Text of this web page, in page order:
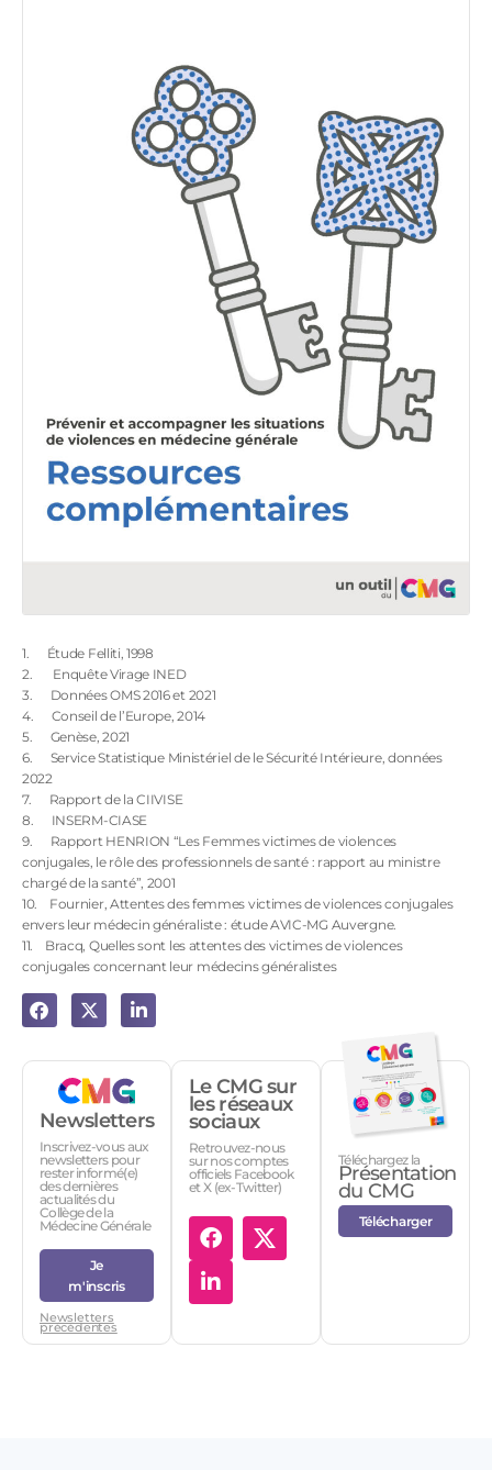
1. Étude Felliti, 1998
2. Enquête Virage INED
3. Données OMS 2016 et 2021
4. Conseil de l’Europe, 2014
5. Genèse, 2021
6. Service Statistique Ministériel de le Sécurité Intérieure, données
2022
7. Rapport de la CIIVISE
8. INSERM-CIASE
9. Rapport HENRION “Les Femmes victimes de violences
conjugales, le rôle des professionnels de santé : rapport au ministre
chargé de la santé”, 2001
10. Fournier, Attentes des femmes victimes de violences conjugales
envers leur médecin généraliste : étude AVIC-MG Auvergne.
11. Bracq, Quelles sont les attentes des victimes de violences
conjugales concernant leur médecins généralistes
Newsletters
Inscrivez-vous aux
newsletters pour
rester informé(e)
des dernières
actualités du
Collège de la
Médecine Générale
Je
m'inscris
Newsletters
précédentes
Le CMG sur
les réseaux
sociaux
Retrouvez-nous
sur nos comptes
officiels Facebook
et X (ex-Twitter)
Téléchargez la
Présentation
du CMG
Télécharger